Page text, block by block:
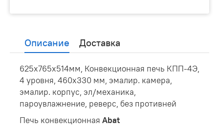
Описание Доставка
625х765х514мм, Конвекционная печь КПП-4Э,
4 уровня, 460х330 мм, эмалир. камера,
эмалир. корпус, эл/механика,
пароувлажнение, реверс, без противней
Печь конвекционная Abat